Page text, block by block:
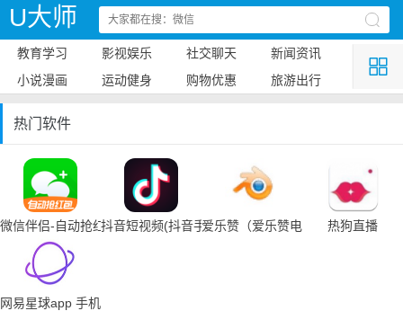
U大师
教育学习 影视娱乐 社交聊天
新闻资讯
小说漫画
运动健身 购物优惠 旅游出行
热门软件
微信伴侣-自动抢红包抖音短视频(抖音手机下载)爱乐赞（爱乐赞电脑手机下载）
热狗直播
网易星球app 手机下载